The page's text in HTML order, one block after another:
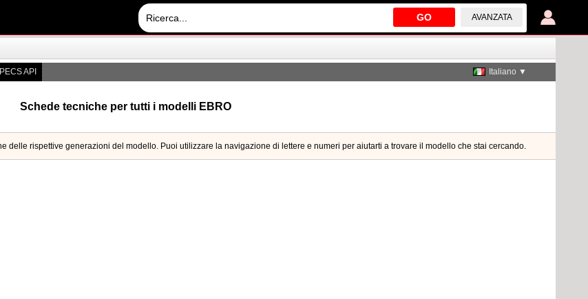
GO AVANZATA
API Italiano ▼
Schede tecniche per tutti i modelli EBRO
delle rispettive generazioni del modello. Puoi utilizzare la navigazione di lettere e numeri per aiutarti a trovare il modello che stai cercando.